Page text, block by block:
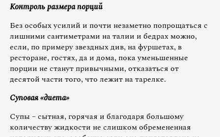
Контроль размера порций
Без особых усилий и почти незаметно попрощаться с
лишними сантиметрами на талии и бедрах можно,
если, по примеру звездных див, на фуршетах, в
ресторане, гостях, да и дома, пока уменьшенные
порции не станут привычными, отказаться от
десятой части того, что лежит на тарелке.
Суповая «диета»
Супы – сытная, горячая и благодаря большому
количеству жидкости не слишком обремененная